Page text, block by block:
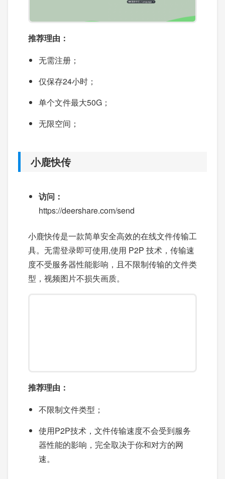
推荐理由：
无需注册；
仅保存24小时；
单个文件最大50G；
无限空间；
小鹿快传
访问：
https://deershare.com/send
小鹿快传是一款简单安全高效的在线文件传输工
具。无需登录即可使用,使用 P2P 技术，传输速
度不受服务器性能影响，且不限制传输的文件类
型，视频图片不损失画质。
推荐理由：
不限制文件类型；
使用P2P技术，文件传输速度不会受到服务
器性能的影响，完全取决于你和对方的网
速。